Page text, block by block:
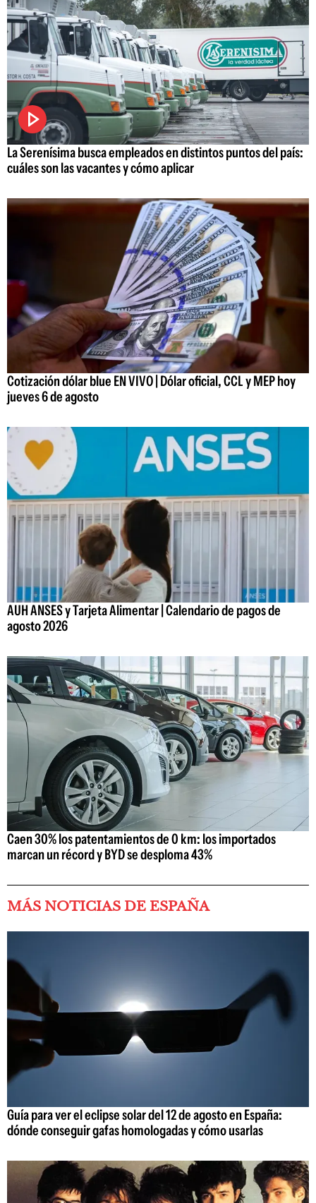
La Serenísima busca empleados en distintos puntos del país:
cuáles son las vacantes y cómo aplicar
Cotización dólar blue EN VIVO | Dólar oficial, CCL y MEP hoy
jueves 6 de agosto
AUH ANSES y Tarjeta Alimentar | Calendario de pagos de
agosto 2026
Caen 30% los patentamientos de 0 km: los importados
marcan un récord y BYD se desploma 43%
MÁS NOTICIAS DE ESPAÑA
Guía para ver el eclipse solar del 12 de agosto en España:
dónde conseguir gafas homologadas y cómo usarlas